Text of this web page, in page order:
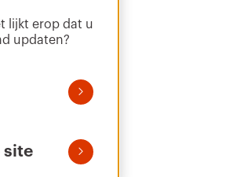
lijkt erop dat u
updaten?
site